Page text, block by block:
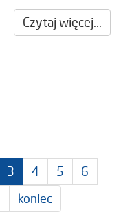
Czytaj więcej...
3 4 5
6
koniec